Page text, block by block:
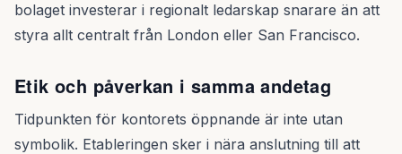
bolaget investerar i regionalt ledarskap snarare än att
styra allt centralt från London eller San Francisco.
Etik och påverkan i samma andetag
Tidpunkten för kontorets öppnande är inte utan
symbolik. Etableringen sker i nära anslutning till att